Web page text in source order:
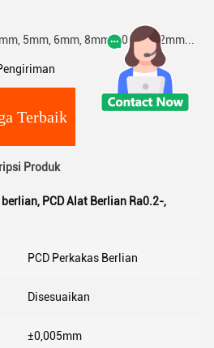
5mm, 6mm, 8mm, 10mm, 12mm...
Terbaik
Produk
berlian, PCD Alat Berlian Ra0.2-,
PCD Perkakas Berlian
Disesuaikan
±0,005mm